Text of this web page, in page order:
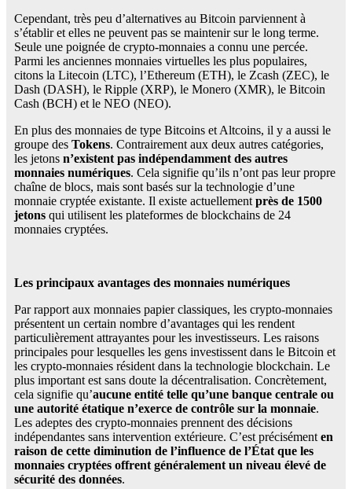
Cependant, très peu d’alternatives au Bitcoin parviennent à
s’établir et elles ne peuvent pas se maintenir sur le long terme.
Seule une poignée de crypto-monnaies a connu une percée.
Parmi les anciennes monnaies virtuelles les plus populaires,
citons la Litecoin (LTC), l’Ethereum (ETH), le Zcash (ZEC), le
Dash (DASH), le Ripple (XRP), le Monero (XMR), le Bitcoin
Cash (BCH) et le NEO (NEO).
En plus des monnaies de type Bitcoins et Altcoins, il y a aussi le
groupe des Tokens. Contrairement aux deux autres catégories,
les jetons n’existent pas indépendamment des autres
monnaies numériques. Cela signifie qu’ils n’ont pas leur propre
chaîne de blocs, mais sont basés sur la technologie d’une
monnaie cryptée existante. Il existe actuellementprès de 1500
jetons qui utilisent les plateformes de blockchains de 24
monnaies cryptées.
Les principaux avantages des monnaies numériques
Par rapport aux monnaies papier classiques, les crypto-monnaies
présentent un certain nombre d’avantages qui les rendent
particulièrement attrayantes pour les investisseurs. Les raisons
principales pour lesquelles les gens investissent dans le Bitcoin et
les crypto-monnaies résident dans la technologie blockchain. Le
plus important est sans doute la décentralisation. Concrètement,
cela signifie qu’aucune entité telle qu’une banque centrale ou
une autorité étatique n’exerce de contrôle sur la monnaie.
Les adeptes des crypto-monnaies prennent des décisions
indépendantes sans intervention extérieure. C’est précisémenten
raison de cette diminution de l’influence de l’État que les
monnaies cryptées offrent généralement un niveau élevé de
sécurité des données.